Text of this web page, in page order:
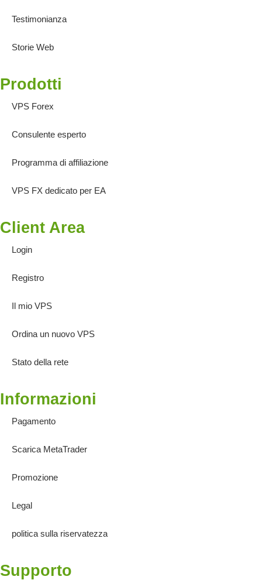
Testimonianza
Storie Web
Prodotti
VPS Forex
Consulente esperto
Programma di affiliazione
VPS FX dedicato per EA
Client Area
Login
Registro
Il mio VPS
Ordina un nuovo VPS
Stato della rete
Informazioni
Pagamento
Scarica MetaTrader
Promozione
Legal
politica sulla riservatezza
Supporto